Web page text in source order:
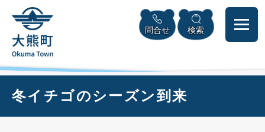
頭
メニューを飛ばして本文へ
問合せ 検索
冬イチゴのシーズン到来